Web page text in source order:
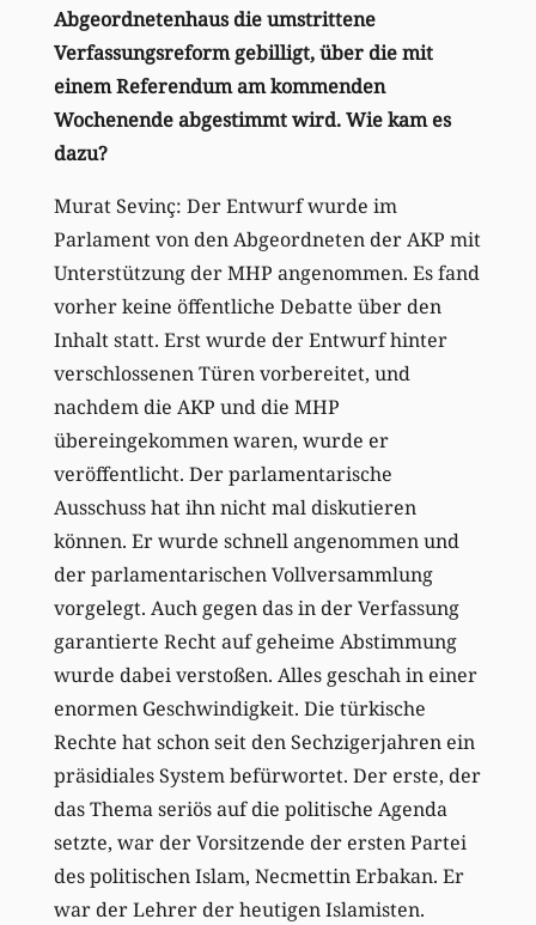
Abgeordnetenhaus die umstrittene
Verfassungsreform gebilligt, über die mit
einem Referendum am kommenden
Wochenende abgestimmt wird. Wie kam es
dazu?
Murat Sevinç: Der Entwurf wurde im
Parlament von den Abgeordneten der AKP mit
Unterstützung der MHP angenommen. Es fand
vorher keine öffentliche Debatte über den
Inhalt statt. Erst wurde der Entwurf hinter
verschlossenen Türen vorbereitet, und
nachdem die AKP und die MHP
übereingekommen waren, wurde er
veröffentlicht. Der parlamentarische
Ausschuss hat ihn nicht mal diskutieren
können. Er wurde schnell angenommen und
der parlamentarischen Vollversammlung
vorgelegt. Auch gegen das in der Verfassung
garantierte Recht auf geheime Abstimmung
wurde dabei verstoßen. Alles geschah in einer
enormen Geschwindigkeit. Die türkische
Rechte hat schon seit den Sechzigerjahren ein
präsidiales System befürwortet. Der erste, der
das Thema seriös auf die politische Agenda
setzte, war der Vorsitzende der ersten Partei
des politischen Islam, Necmettin Erbakan. Er
war der Lehrer der heutigen Islamisten.